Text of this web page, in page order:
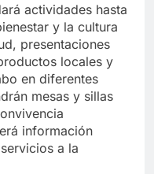
actividades hasta
y la cultura
presentaciones
locales y
en diferentes
mesas y sillas
información
a la